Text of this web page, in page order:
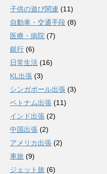
子供の遊び関連 (11)
自動車・交通手段 (8)
医療・病院 (7)
銀行 (6)
日常生活 (16)
KL出張 (3)
シンガポール出張 (3)
ベトナム出張 (11)
インド出張 (2)
中国出張 (2)
アメリカ出張 (2)
車旅 (9)
ジェット旅 (6)